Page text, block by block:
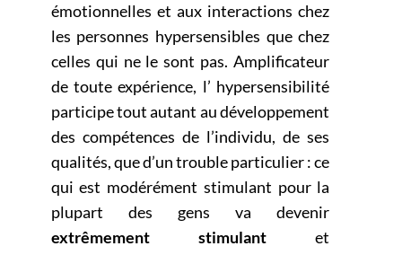
émotionnelles et aux interactions chez
les personnes hypersensibles que chez
celles qui ne le sont pas. Amplificateur
de toute expérience, l’ hypersensibilité
participe tout autant audéveloppement
des compétences de l’individu, de ses
qualités, que d’un trouble particulier : ce
qui est modérément stimulant pour la
plupart des gens va devenir
extrêmement stimulant et